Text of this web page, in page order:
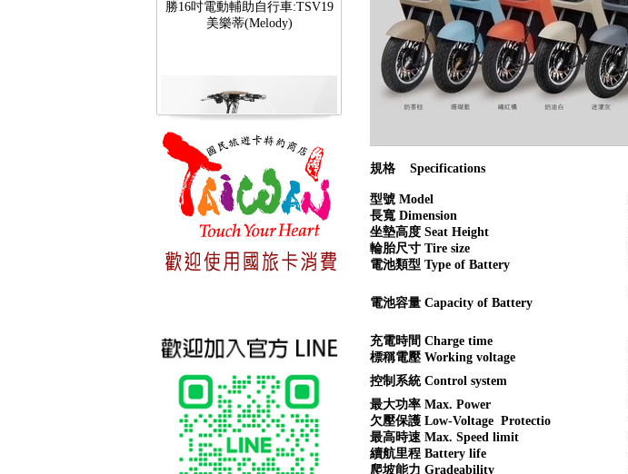
台北新北蘆洲永繹電動車可愛
馬18吋電動輔助自行車 CHT-
027
規格 Specifications
型號 Model
長寬 Dimension
坐墊高度 Seat Height
輪胎尺寸 Tire size
電池類型 Type of Battery
電池容量 Capacity of Battery
充電時間 Charge time
標稱電壓 Working voltage
控制系統 Control system
最大功率 Max. Power
欠壓保護 Low-Voltage Protectio
最高時速 Max. Speed limit
續航里程 Battery life
爬坡能力 Gradeability